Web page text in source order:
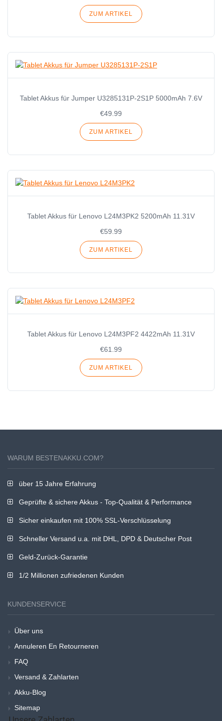
ZUM ARTIKEL
Tablet Akkus für Jumper U3285131P-2S1P 5000mAh 7.6V
€49.99
ZUM ARTIKEL
Tablet Akkus für Lenovo L24M3PK2 5200mAh 11.31V
€59.99
ZUM ARTIKEL
Tablet Akkus für Lenovo L24M3PF2 4422mAh 11.31V
€61.99
ZUM ARTIKEL
WARUM BESTENAKKU.COM?
über 15 Jahre Erfahrung
Geprüfte & sichere Akkus - Top-Qualität & Performance
Sicher einkaufen mit 100% SSL-Verschlüsselung
Schneller Versand u.a. mit DHL, DPD & Deutscher Post
Geld-Zurück-Garantie
1/2 Millionen zufriedenen Kunden
KUNDENSERVICE
Über uns
Annuleren En Retourneren
FAQ
Versand & Zahlarten
Akku-Blog
Sitemap